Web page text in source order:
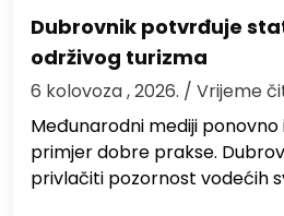
Dubrovnik potvrđuje
održivog turizma
6 kolovoza , 2026. / Vrijeme
Međunarodni mediji
primjer dobre prakse.
privlačiti pozornost vodećih